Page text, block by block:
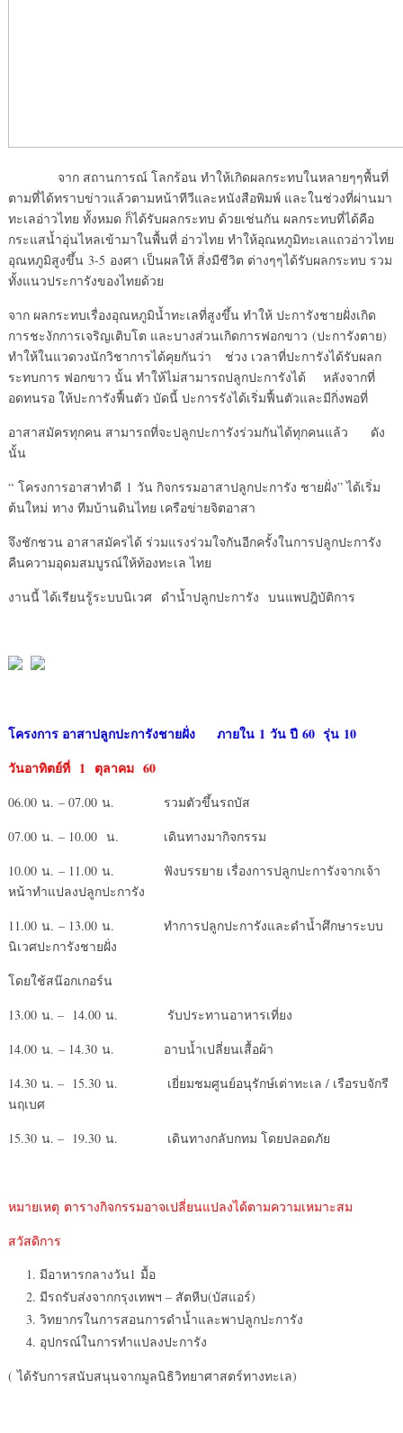
จาก สถานการณ์ โลกร้อน ทำให้เกิดผลกระทบในหลายๆๆพื้นที่
ตามที่ได้ทราบข่าวแล้วตามหน้าทีวีและหนังสือพิมพ์ และในช่วงที่ผ่านมา
ทะเลอ่าวไทย ทั้งหมด ก็ได้รับผลกระทบ ด้วยเช่นกัน ผลกระทบที่ได้คือ
กระแสน้ำอุ่นไหลเข้ามาในพื้นที่ อ่าวไทย ทำให้อุณหภูมิทะเลแถวอ่าวไทย
อุณหภูมิสูงขึ้น 3-5 องศา เป็นผลให้ สิ่งมีชีวิต ต่างๆๆได้รับผลกระทบ รวม
ทั้งแนวประการังของไทยด้วย
จาก ผลกระทบเรื่องอุณหภูมิน้ำทะเลที่สูงขึ้น ทำให้ ปะการังชายฝั่งเกิด
การชะงักการเจริญเติบโต และบางส่วนเกิดการฟอกขาว (ปะการังตาย)
ทำให้ในแวดวงนักวิชาการได้คุยกันว่า ช่วง เวลาที่ปะการังได้รับผลก
ระทบการ ฟอกขาว นั้น ทำให้ไม่สามารถปลูกปะการังได้ หลังจากที่
อดทนรอ ให้ปะการังฟื้นตัว บัดนี้ ปะการรังได้เริ่มฟื้นตัวและมีกิ่งพอที่
อาสาสมัครทุกคน สามารถที่จะปลูกปะการังร่วมกันได้ทุกคนแล้ว ดัง
นั้น
“ โครงการอาสาทำดี 1 วัน กิจกรรมอาสาปลูกปะการัง ชายฝั่ง” ได้เริ่ม
ต้นใหม่ ทาง ทีมบ้านดินไทย เครือข่ายจิตอาสา
จึงชักชวน อาสาสมัครได้ ร่วมแรงร่วมใจกันอีกครั้งในการปลูกปะการัง
คืนความอุดมสมบูรณ์ให้ท้องทะเล ไทย
งานนี้ ได้เรียนรู้ระบบนิเวศ ดำน้ำปลูกปะการัง บนแพปฎิบัติการ
โครงการ อาสาปลูกปะการังชายฝั่ง ภายใน1 วัน ปี 60 รุ่น 10
วันอาทิตย์ที่ 1 ตุลาคม 60
06.00 น. – 07.00 น. รวมตัวขึ้นรถบัส
07.00 น. – 10.00 น. เดินทางมากิจกรรม
10.00 น. – 11.00 น. ฟังบรรยาย เรื่องการปลูกปะการังจากเจ้า
หน้าทำแปลงปลูกปะการัง
11.00 น. – 13.00 น. ทำการปลูกปะการังและดำน้ำศึกษาระบบ
นิเวศปะการังชายฝั่ง
โดยใช้สน๊อกเกอร์น
13.00 น. – 14.00 น. รับประทานอาหารเที่ยง
14.00 น. – 14.30 น. อาบน้ำเปลี่ยนเสื้อผ้า
14.30 น. – 15.30 น. เยี่ยมชมศูนย์อนุรักษ์เต่าทะเล / เรือรบจักรี
นฤเบศ
15.30 น. – 19.30 น. เดินทางกลับกทม โดยปลอดภัย
หมายเหตุ ตารางกิจกรรมอาจเปลี่ยนแปลงได้ตามความเหมาะสม
สวัสดิการ
มีอาหารกลางวัน1 มื้อ
มีรถรับส่งจากกรุงเทพฯ – สัตหีบ(บัสแอร์)
วิทยากรในการสอนการดำน้ำและพาปลูกปะการัง
อุปกรณ์ในการทำแปลงปะการัง
( ได้รับการสนับสนุนจากมูลนิธิวิทยาศาสตร์ทางทะเล)